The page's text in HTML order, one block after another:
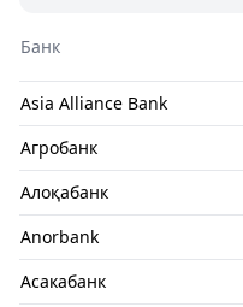
Банк
Asia Alliance Bank
Агробанк
Алоқабанк
Anorbank
Асакабанк